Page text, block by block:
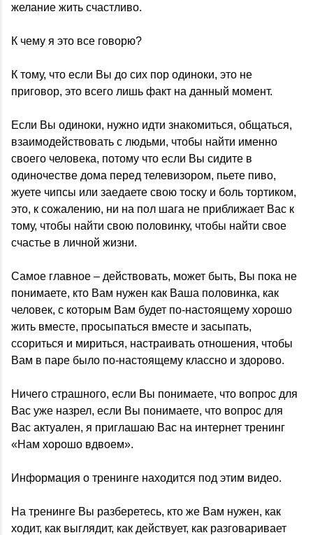
желание жить счастливо.
К чему я это все говорю?
К тому, что если Вы до сих пор одиноки, это не
приговор, это всего лишь факт на данный момент.
Если Вы одиноки, нужно идти знакомиться, общаться,
взаимодействовать с людьми, чтобы найти именно
своего человека, потому что если Вы сидите в
одиночестве дома перед телевизором, пьете пиво,
жуете чипсы или заедаете свою тоску и боль тортиком,
это, к сожалению, ни на пол шага не приближает Вас к
тому, чтобы найти свою половинку, чтобы найти свое
счастье в личной жизни.
Самое главное – действовать, может быть, Вы пока не
понимаете, кто Вам нужен как Ваша половинка, как
человек, с которым Вам будет по-настоящему хорошо
жить вместе, просыпаться вместе и засыпать,
ссориться и мириться, настраивать отношения, чтобы
Вам в паре было по-настоящему классно и здорово.
Ничего страшного, если Вы понимаете, что вопрос для
Вас уже назрел, если Вы понимаете, что вопрос для
Вас актуален, я приглашаю Вас на интернет тренинг
«Нам хорошо вдвоем».
Информация о тренинге находится под этим видео.
На тренинге Вы разберетесь, кто же Вам нужен, как
ходит, как выглядит, как действует, как разговаривает